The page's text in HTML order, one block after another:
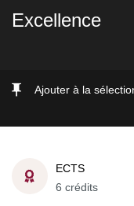
Excellence
Ajouter à la
ECTS
6 crédits